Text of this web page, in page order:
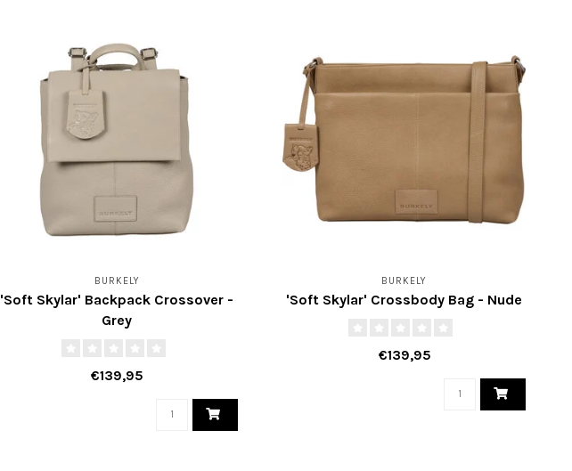
BURKELY
'Soft Skylar' Backpack Crossover -
Grey
€139,95
BURKELY
'Soft Skylar' Crossbody Bag - Nude
€139,95